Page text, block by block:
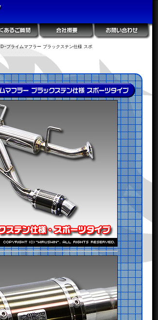
D−プライムマフラー ブラックステン仕様 スポ